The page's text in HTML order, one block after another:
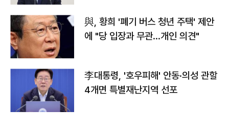
與, 황희 '폐기 버스 청년 주택' 제안
에 "당 입장과 무관…개인 의견"
李대통령, '호우피해' 안동·의성 관할
4개면 특별재난지역 선포